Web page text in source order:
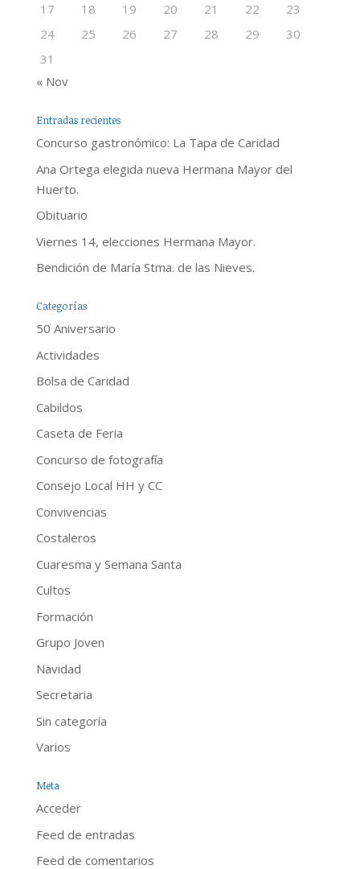
17
18 19 20 21 22
23
24
25 26 27 28 29
30
31
« Nov
Entradas recientes
Concurso gastronómico: La Tapa de Caridad
Ana Ortega elegida nueva Hermana Mayor del
Huerto.
Obituario
Viernes 14, elecciones Hermana Mayor.
Bendición de María Stma. de las Nieves.
Categorías
50 Aniversario
Actividades
Bolsa de Caridad
Cabildos
Caseta de Feria
Concurso de fotografía
Consejo Local HH y CC
Convivencias
Costaleros
Cuaresma y Semana Santa
Cultos
Formación
Grupo Joven
Navidad
Secretaria
Sin categoría
Varios
Meta
Acceder
Feed de entradas
Feed de comentarios